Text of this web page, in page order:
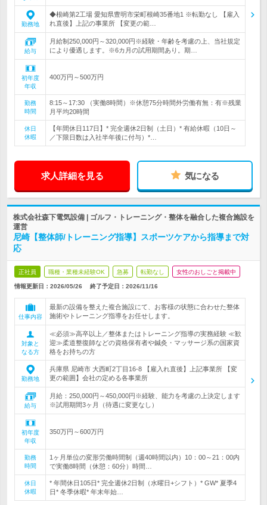
勤務地
◆根崎第2工場 愛知県豊明市栄町根崎35番地1 ※転勤なし 【雇入
れ直後】上記の事業所 【変更の範…
給与
月給制250,000円～320,000円※経験・年齢を考慮の上、当社規定
により優遇します。※6カ月の試用期間あり。期…
初年度
年収
400万円～500万円
勤務
時間
8:15～17:30 （実働8時間）※休憩75分時間外労働有無：有※残業
月平均20時間
休日
休暇
【年間休日117日】* 完全週休2日制（土日）* 有給休暇（10日～
／下限日数は入社半年後に付与）*…
求人詳細を見る 気になる
株式会社森下電気設備 | ゴルフ・トレーニング・整体を融合した複合施設を
運営
尼崎【整体師/トレーニング指導】スポーツケアから指導まで対
応
正社員 職種・業種未経験OK 急募 転勤なし 女性のおしごと掲載中
情報更新日：2026/05/26 終了予定日： 2026/11/16
仕事内容
最新の設備を整えた複合施設にて、お客様の状態に合わせた整体
施術やトレーニング指導をお任せします。
対象と
なる方
≪必須≫高卒以上／整体またはトレーニング指導の実務経験 ≪歓
迎≫柔道整復師などの資格保有者や鍼灸・マッサージ系の国家資
格をお持ちの方
勤務地
兵庫県 尼崎市 大西町2丁目16-8 【雇入れ直後】上記事業所 【変
更の範囲】会社の定める各事業所
給与
月給：250,000円～450,000円※経験、能力を考慮の上決定します
※試用期間3ヶ月（待遇に変更なし）
初年度
年収
350万円～600万円
勤務
時間
1ヶ月単位の変形労働時間制（週40時間以内）10：00～21：00内
で実働8時間（休憩：60分）時間…
休日
休暇
* 年間休日105日* 完全週休2日制（水曜日+シフト）* GW* 夏季4
日* 冬季休暇* 年末年始…